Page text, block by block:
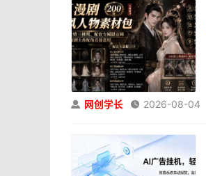
 网创学长  2026-08-04